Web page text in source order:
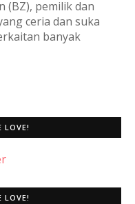
(BZ), pemilik dan
ceria dan suka
banyak
LOVE!
LOVE!